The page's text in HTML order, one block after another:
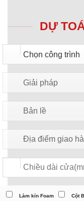
DỰ
Làm kín Foam Cột